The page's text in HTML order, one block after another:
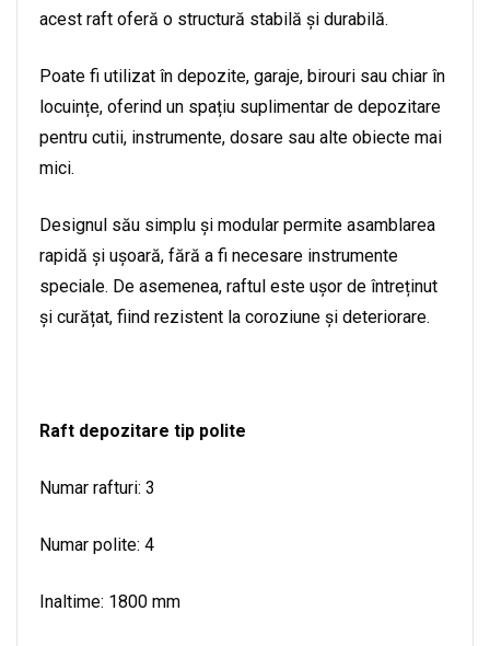
acest raft oferă o structură stabilă și durabilă.
Poate fi utilizat în depozite, garaje, birouri sau chiar în
locuințe, oferind un spațiu suplimentar de depozitare
pentru cutii, instrumente, dosare sau alte obiecte mai
mici.
Designul său simplu și modular permite asamblarea
rapidă și ușoară, fără a fi necesare instrumente
speciale. De asemenea, raftul este ușor de întreținut
și curățat, fiind rezistent la coroziune și deteriorare.
Raft depozitare tip polite
Numar rafturi: 3
Numar polite: 4
Inaltime: 1800 mm